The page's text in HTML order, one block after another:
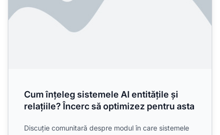
Cum înțeleg sistemele AI entitățile și
relațiile? Încerc să optimizez pentru asta
Discuție comunitară despre modul în care sistemele